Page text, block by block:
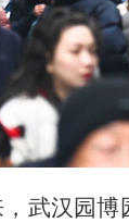
武汉园